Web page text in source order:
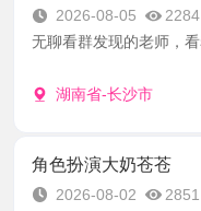
2026-08-05
2284
无聊看群发现的老师，
湖南省-长沙市
角色扮演大奶苍苍
2026-08-02
2851